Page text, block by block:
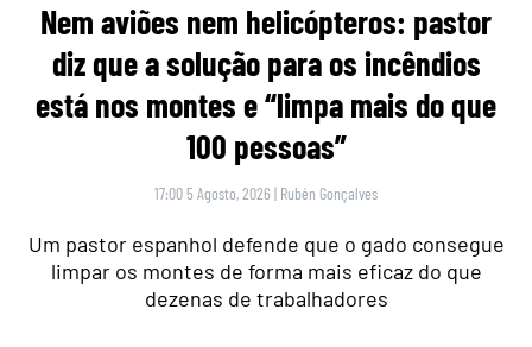
Nem aviões nem helicópteros: pastor
diz que a solução para os incêndios
está nos montes e “limpa mais do que
100 pessoas”
17:00 5 Agosto, 2026 | Rubén Gonçalves
Um pastor espanhol defende que o gado consegue
limpar os montes de forma mais eficaz do que
dezenas de trabalhadores